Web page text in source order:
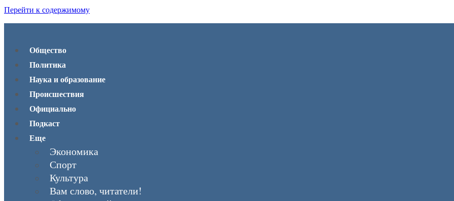
Перейти к содержимому
Общество
Политика
Наука и образование
Происшествия
Официально
Подкаст
Еще
Экономика
Спорт
Культура
Вам слово, читатели!